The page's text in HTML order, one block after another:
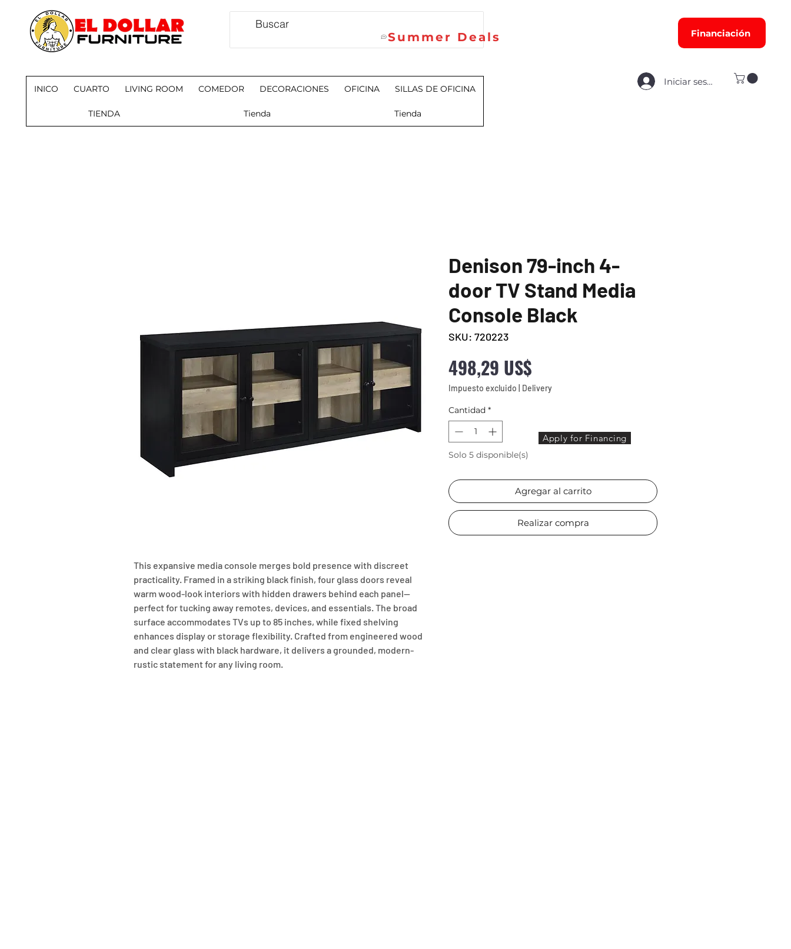
Summer Deals Financiación
INICO CUARTO LIVING ROOM COMEDOR DECORACIONES OFICINA SILLAS DE OFICINA
TIENDA Tienda Tienda
Iniciar sesión
This expansive media console merges bold presence with discreet
practicality. Framed in a striking black finish, four glass doors reveal
warm wood-look interiors with hidden drawers behind each panel—
perfect for tucking away remotes, devices, and essentials. The broad
surface accommodates TVs up to 85 inches, while fixed shelving
enhances display or storage flexibility. Crafted from engineered wood
and clear glass with black hardware, it delivers a grounded, modern-
rustic statement for any living room.
Denison 79-inch 4-
door TV Stand Media
Console Black
SKU: 720223
498,29 US$
Impuesto excluido Delivery
Cantidad *
Solo 5 disponible(s)
Agregar al carrito
Realizar compra
Apply for Financing